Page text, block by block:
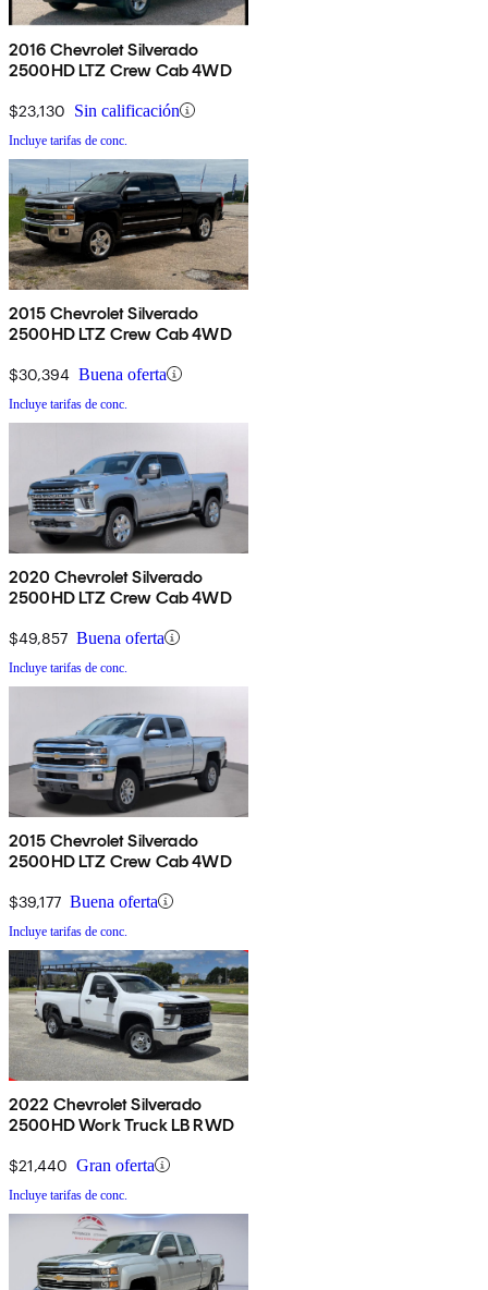
2016 Chevrolet Silverado
2500HD LTZ Crew Cab 4WD
$23,130 Sin calificación
Incluye tarifas de conc.
2015 Chevrolet Silverado
2500HD LTZ Crew Cab 4WD
$30,394 Buena oferta
Incluye tarifas de conc.
2020 Chevrolet Silverado
2500HD LTZ Crew Cab 4WD
$49,857 Buena oferta
Incluye tarifas de conc.
2015 Chevrolet Silverado
2500HD LTZ Crew Cab 4WD
$39,177 Buena oferta
Incluye tarifas de conc.
2022 Chevrolet Silverado
2500HD Work Truck LB RWD
$21,440 Gran oferta
Incluye tarifas de conc.